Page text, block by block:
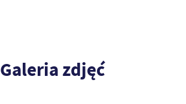
Galeria zdjęć